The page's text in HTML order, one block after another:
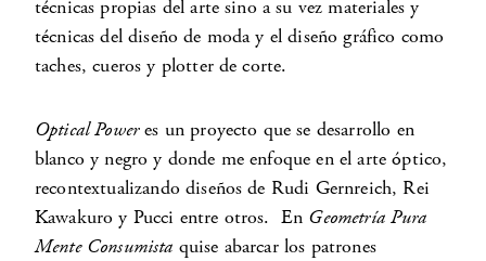
técnicas propias del arte sino a su vez materiales y
técnicas del diseño de moda y el diseño gráfico como
taches, cueros y plotter de corte.
Optical Poweres un proyecto que se desarrollo en
blanco y negro y donde me enfoque en el arte óptico,
recontextualizando diseños de Rudi Gernreich, Rei
Kawakuro y Pucci entre otros. En Geometría Pura
Mente Consumista quise abarcar los patrones